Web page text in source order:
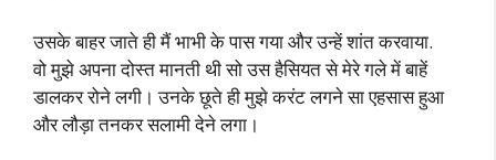
उसके बाहर जाते ही मैं भाभी के पास गया और उन्हें शांत करवाया.
वो मुझे अपना दोस्त मानती थी सो उस हैसियत से मेरे गले में बाहें
डालकर रोने लगी। उनके छूते ही मुझे करंट लगने सा एहसास हुआ
और लौड़ा तनकर सलामी देने लगा।